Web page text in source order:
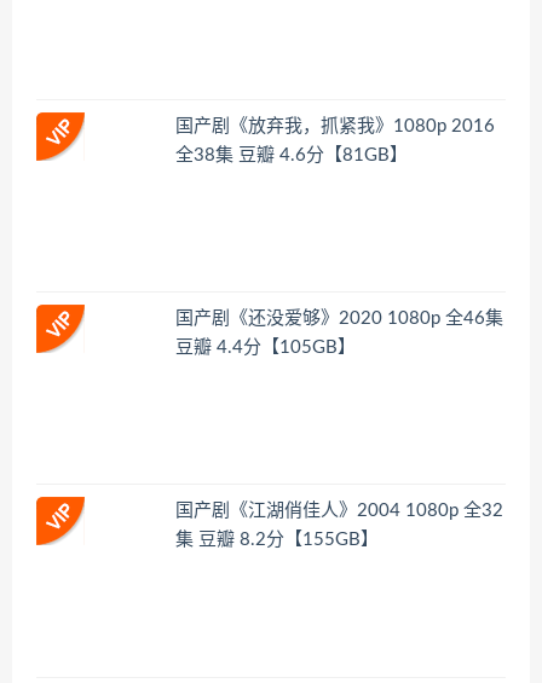
国产剧《放弃我，抓紧我》1080p 2016
全38集 豆瓣 4.6分【81GB】
国产剧《还没爱够》2020 1080p 全46集
豆瓣 4.4分【105GB】
国产剧《江湖俏佳人》2004 1080p 全32
集 豆瓣 8.2分【155GB】